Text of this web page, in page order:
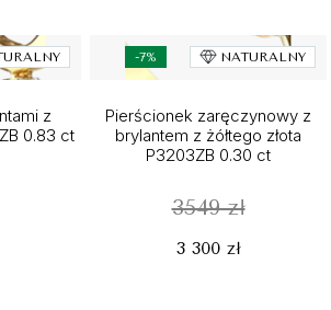
z
0.83 ct
-7% NATURALNY
Pierścionek zaręczynowy z
brylantem z żółtego złota
P3203ZB 0.30 ct
3549 zł
3 300 zł